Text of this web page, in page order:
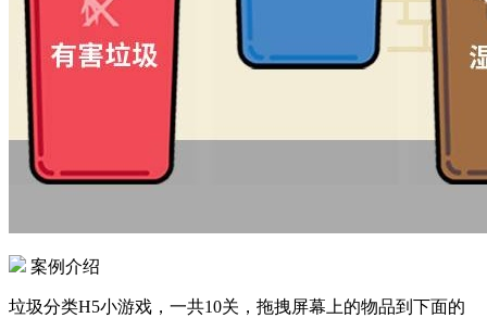
案例介绍
垃圾分类H5小游戏，一共10关，拖拽屏幕上的物品到下面的